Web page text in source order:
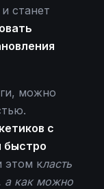
станет
можно
с
быстро
этом класть
а как можно